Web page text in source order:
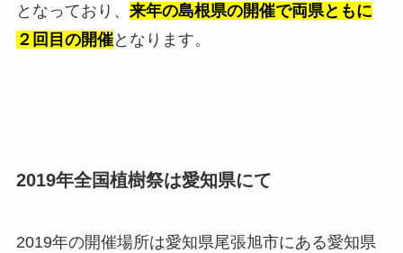
となっており、 来年の島根県の開催で両県ともに
２回目の開催となります。
2019年全国植樹祭は愛知県にて
2019年の開催場所は愛知県尾張旭市にある愛知県